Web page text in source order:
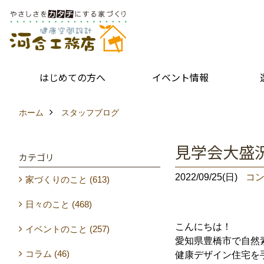
はじめての方へ イベント情報
ホーム スタッフブログ
見学会大
2022/09/25(日) コ
こんにちは！
愛知県豊橋市で自然
健康デザイン住宅を
カテゴリ
家づくりのこと (613)
日々のこと (468)
イベントのこと (257)
コラム (46)